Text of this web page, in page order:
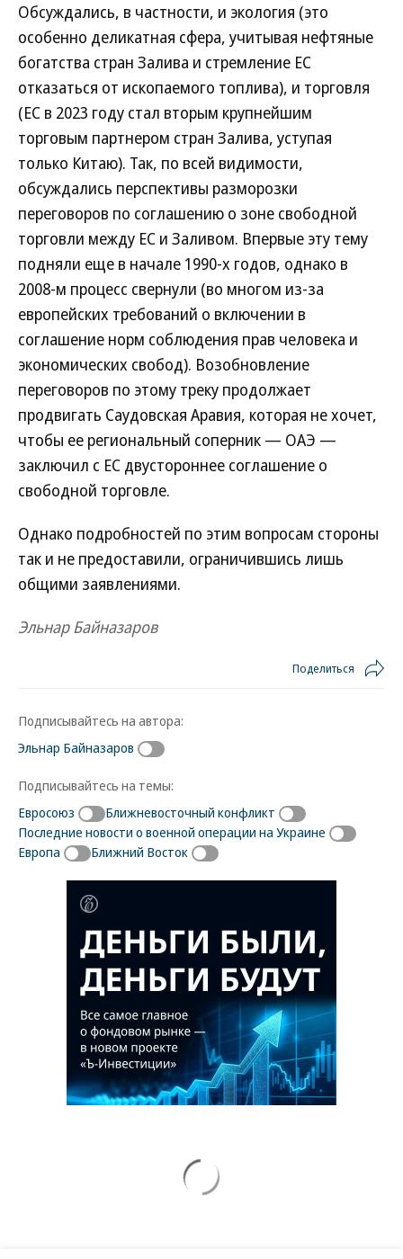
Обсуждались, в частности, и экология (это
особенно деликатная сфера, учитывая нефтяные
богатства стран Залива и стремление ЕС
отказаться от ископаемого топлива), и торговля
(ЕС в 2023 году стал вторым крупнейшим
торговым партнером стран Залива, уступая
только Китаю). Так, по всей видимости,
обсуждались перспективы разморозки
переговоров по соглашению о зоне свободной
торговли между ЕС и Заливом. Впервые эту тему
подняли еще в начале 1990-х годов, однако в
2008-м процесс свернули (во многом из-за
европейских требований о включении в
соглашение норм соблюдения прав человека и
экономических свобод). Возобновление
переговоров по этому треку продолжает
продвигать Саудовская Аравия, которая не хочет,
чтобы ее региональный соперник — ОАЭ —
заключил с ЕС двустороннее соглашение о
свободной торговле.
Однако подробностей по этим вопросам стороны
так и не предоставили, ограничившись лишь
общими заявлениями.
Эльнар Байназаров
Поделиться
Подписывайтесь на автора:
Эльнар Байназаров
Подписывайтесь на темы:
Евросоюз
Ближневосточный конфликт
Последние новости о военной операции на Украине
Европа
Ближний Восток